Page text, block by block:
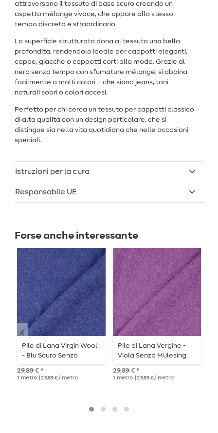
attraversano il tessuto di base scuro creando un
aspetto mélange vivace, che appare allo stesso
tempo discreto e straordinario.
La superficie strutturata dona al tessuto una bella
profondità, rendendolo ideale per cappotti eleganti,
cappe, giacche o cappotti corti alla moda. Grazie al
nero senza tempo con sfumature mélange, si abbina
facilmente a molti colori – che siano jeans, toni
naturali sobri o colori accesi.
Perfetto per chi cerca un tessuto per cappotti classico
di alta qualità con un design particolare, che si
distingue sia nella vita quotidiana che nelle occasioni
speciali.
Istruzioni per la cura
Responsabile UE
Forse anche interessante
Pile di Lana Virgin Wool
- Blu Scuro Senza
Mulesing
29,89 € *
1 metro | 29,89 € / metro
Pile di Lana Vergine -
Viola Senza Mulesing
29,89 € *
1 metro | 29,89 € / metro